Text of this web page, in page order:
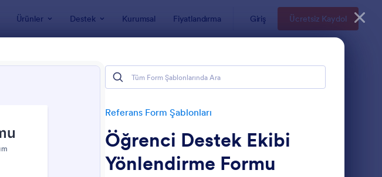
Ürünler Destek Kurumsal Fiyatlandırma Giriş Ücretsiz Kaydol
Referans Form Şablonları
Öğrenci Destek Ekibi
Yönlendirme Formu